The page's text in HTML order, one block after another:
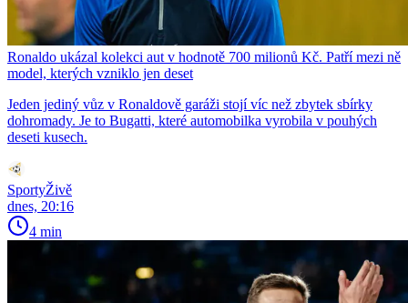
Ronaldo ukázal kolekci aut v hodnotě 700 milionů Kč. Patří mezi ně
model, kterých vzniklo jen deset
Jeden jediný vůz v Ronaldově garáži stojí víc než zbytek sbírky
dohromady. Je to Bugatti, které automobilka vyrobila v pouhých
deseti kusech.
SportyŽivě
dnes, 20:16
4 min